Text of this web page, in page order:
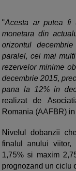
"Acesta ar putea fi
monetara din
orizontul
paralel, cei mai
rezervelor minime
decembrie 2015,
pana la 12% in
realizat de
Romania (AAFBR)
Nivelul dobanzii
finalul anului viitor,
1,75% si maxim
prognozand un ciclu